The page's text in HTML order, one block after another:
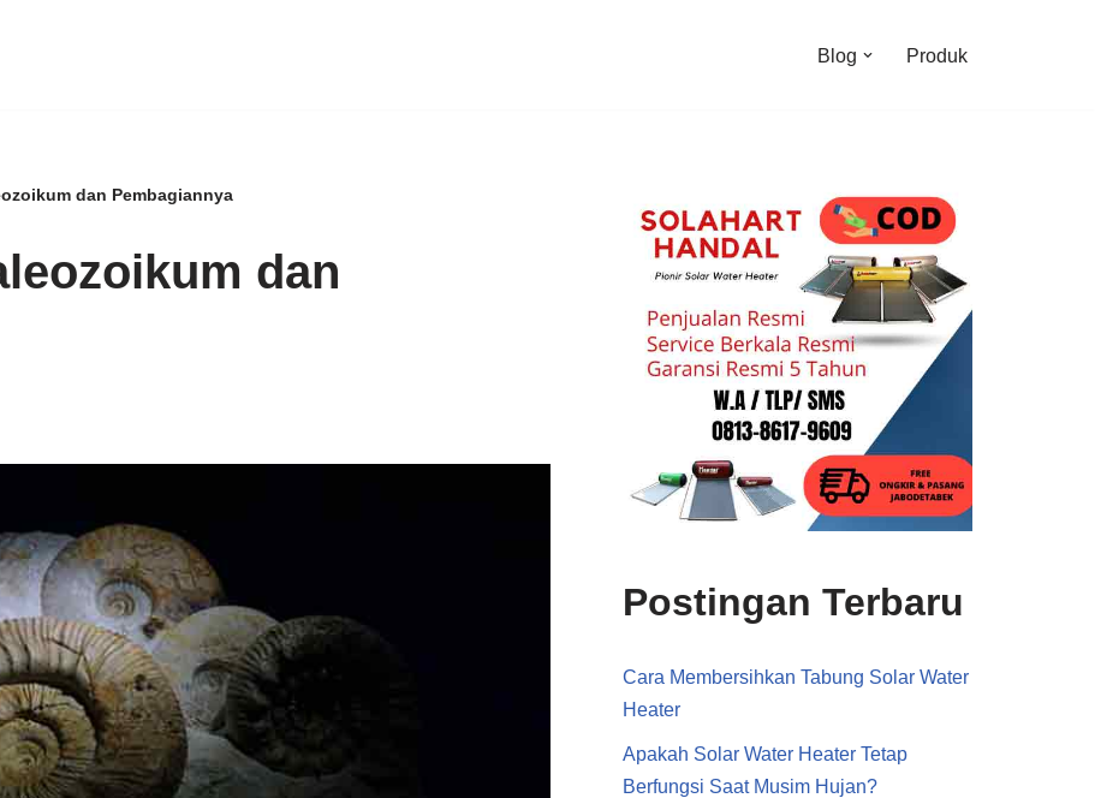
Blog Produk
dan Pembagiannya
dan
Postingan Terbaru
Cara Membersihkan Tabung Solar Water
Heater
Apakah Solar Water Heater Tetap
Berfungsi Saat Musim Hujan?